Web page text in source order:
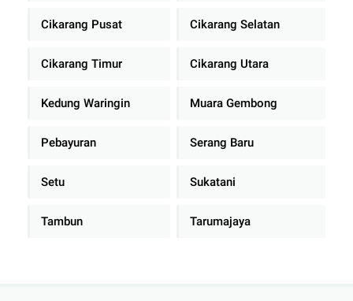
Cikarang Pusat Cikarang Selatan
Cikarang Timur Cikarang Utara
Kedung Waringin Muara Gembong
Pebayuran Serang Baru
Setu Sukatani
Tambun Tarumajaya